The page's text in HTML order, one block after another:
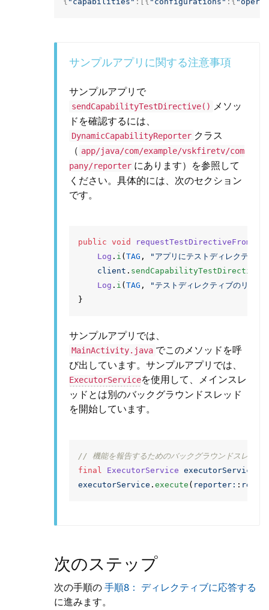
サンプルアプリに関する注意事項
サンプルアプリで
sendCapabilityTestDirective() メソッ
ドを確認するには、
DynamicCapabilityReporter クラス
（ app/java/com/example/vskfiretv/com
pany/reporter にあります）を参照して
ください。具体的には、次のセクション
です。
public void
Log . i ( TAG ,
"アプリにテストディレクティ
client . sendCapabilityTestDirective
Log . i ( TAG ,
"テストディレクティブのリクエ
}
サンプルアプリでは、
MainActivity.java でこのメソッドを呼
び出しています。サンプルアプリでは、
ExecutorServiceを使用して、メインスレ
ッドとは別のバックグラウンドスレッド
を開始しています。
// 機能を報告するためのバックグラウンドスレッド
final
ExecutorService executorService
executorService . execute ( reporter: :
次のステップ
次の手順の 手順8： ディレクティブに応答する
に進みます。